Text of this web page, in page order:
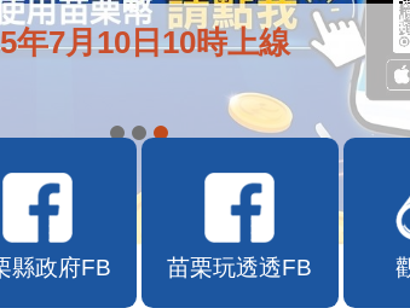
年7月10日10時上線
縣政府FB 苗栗玩透透FB